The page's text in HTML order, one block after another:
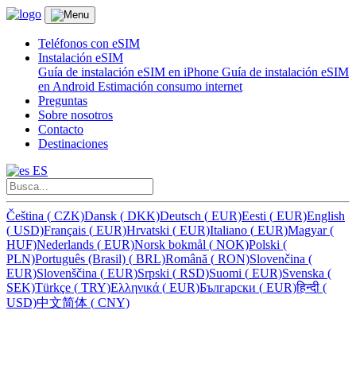
Teléfonos con eSIM
Instalación eSIM
Guía de instalación eSIM en iPhone Guía de instalación eSIM
en Android Estimación consumo internet
Preguntas
Sobre nosotros
Contacto
Destinaciones
ES
Čeština ( CZK)Dansk ( DKK)Deutsch ( EUR)Eesti ( EUR)English
( USD)Français ( EUR)Hrvatski ( EUR)Italiano ( EUR)Magyar(
HUF)Nederlands ( EUR)Norsk bokmål ( NOK)Polski (
PLN)Português (Brasil) ( BRL)Română ( RON)Slovenčina (
EUR)Slovenščina ( EUR)Srpski ( RSD)Suomi ( EUR)Svenska (
SEK)Türkçe ( TRY)Ελληνικά ( EUR)Български ( EUR)हिन्दी (
USD)中文简体 ( CNY)